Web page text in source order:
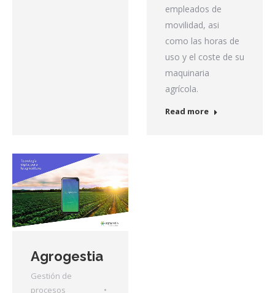
empleados de
movilidad, asi
como las horas de
uso y el coste de su
maquinaria
agrícola.
Read more
Agrogestia
Gestión de
procesos